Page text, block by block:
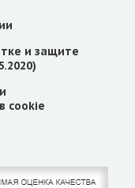
и защите
cookie